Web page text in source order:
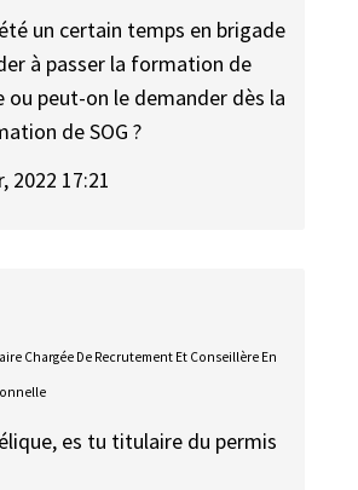
un certain temps en brigade
à passer la formation de
peut-on le demander dès la
de SOG ?
2022 17:21
Chargée De Recrutement Et Conseillère En
es tu titulaire du permis